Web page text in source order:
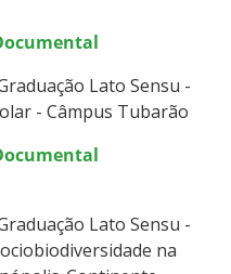
Lato Sensu -
- Câmpus Tubarão
Lato Sensu -
na